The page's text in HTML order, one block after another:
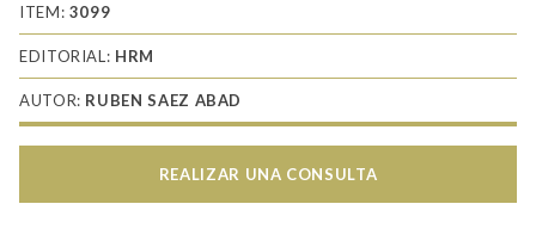
del
ataque
Japón
cantidad
ITEM: 3099
EDITORIAL: HRM
AUTOR: RUBEN SAEZ ABAD
REALIZAR UNA CONSULTA